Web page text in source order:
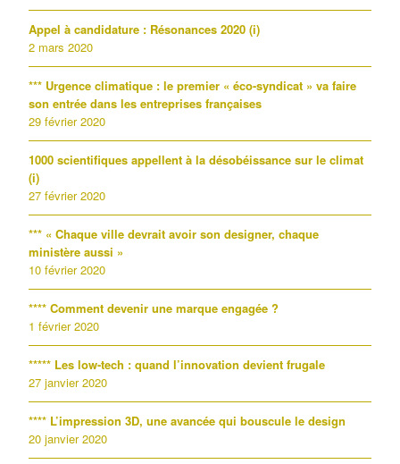
Appel à candidature : Résonances 2020 (i)
2 mars 2020
*** Urgence climatique : le premier « éco-syndicat » va faire
son entrée dans les entreprises françaises
29 février 2020
1000 scientifiques appellent à la désobéissance sur le climat
(i)
27 février 2020
*** « Chaque ville devrait avoir son designer, chaque
ministère aussi »
10 février 2020
**** Comment devenir une marque engagée ?
1 février 2020
***** Les low-tech : quand l’innovation devient frugale
27 janvier 2020
**** L’impression 3D, une avancée qui bouscule le design
20 janvier 2020